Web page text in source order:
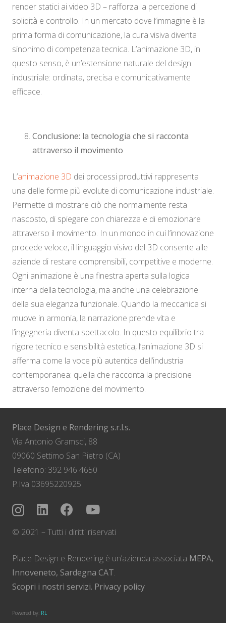
render statici ai video 3D – rafforza la percezione di
solidità e controllo. In un mercato dove l’immagine è la
prima forma di comunicazione, la cura visiva diventa
sinonimo di competenza tecnica. L’animazione 3D, in
questo senso, è un’estensione naturale del design
industriale: ordinata, precisa e comunicativamente
efficace.
Conclusione: la tecnologia che si racconta
attraverso il movimento
L’animazione 3D dei processi produttivi rappresenta
una delle forme più evolute di comunicazione industriale.
Permette di mostrare ciò che normalmente resta
nascosto, di spiegare con chiarezza e di emozionare
attraverso il movimento. In un mondo in cui l’innovazione
procede veloce, il linguaggio visivo del 3D consente alle
aziende di restare comprensibili, competitive e moderne.
Ogni animazione è una finestra aperta sulla logica
interna della tecnologia, ma anche una celebrazione
della sua eleganza funzionale. Quando la meccanica si
muove in armonia, la narrazione prende vita e
l’ingegneria diventa spettacolo. In questo equilibrio tra
rigore tecnico e sensibilità estetica, l’animazione 3D si
afferma come la voce più autentica dell’industria
contemporanea: quella che racconta la precisione
attraverso l’emozione del movimento.
Place Design e Rendering s.r.l.s.
Via Antonio Gramsci, 88
09060 Settimo San Pietro (CA)
Telefono: 392 946 4650
P.Iva 03695220925
© 2021 – Tutti i diritti riservati
Place Design e Rendering è un’azienda associata MEPA,
Innoveneto, Sardegna CAT.
Scopri i nostri servizi. Privacy policy
Powered by: RL